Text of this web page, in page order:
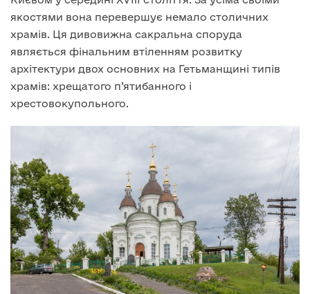
якостями вона перевершує немало столичних
храмів. Ця дивовижна сакральна споруда
являється фінальним втіленням розвитку
архітектури двох основних на Гетьманщині типів
храмів: хрещатого п’ятибанного і
хрестовокупольного.